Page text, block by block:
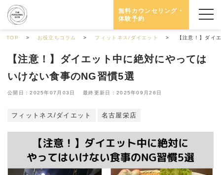
無料カウンセリング・
体験予約
TOP お役立ちコラム フィットネス/ダイエット 【注意！】ダイ
【注意！】ダイエット中に絶対にやっては
いけない食事のNG習慣5選
公開日：2025年07月03日 最終更新日：2025年09月26日
フィットネス/ダイエット 名古屋栄店